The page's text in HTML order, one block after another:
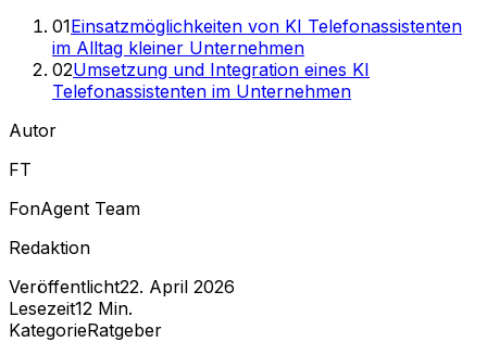
01Einsatzmöglichkeiten von KI Telefonassistenten
im Alltag kleiner Unternehmen
02Umsetzung und Integration eines KI
Telefonassistenten im Unternehmen
Autor
FT
FonAgent Team
Redaktion
Veröffentlicht22. April 2026
Lesezeit12 Min.
KategorieRatgeber